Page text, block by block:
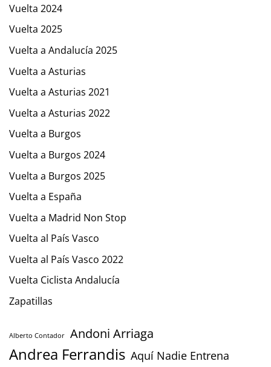
Vuelta 2024
Vuelta 2025
Vuelta a Andalucía 2025
Vuelta a Asturias
Vuelta a Asturias 2021
Vuelta a Asturias 2022
Vuelta a Burgos
Vuelta a Burgos 2024
Vuelta a Burgos 2025
Vuelta a España
Vuelta a Madrid Non Stop
Vuelta al País Vasco
Vuelta al País Vasco 2022
Vuelta Ciclista Andalucía
Zapatillas
Alberto Contador Andoni Arriaga
Andrea Ferrandis Aquí Nadie Entrena